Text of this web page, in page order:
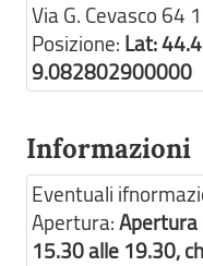
Via G. Cevasco 64
Posizione: Lat:
9.082802900000
Informazioni
Eventuali
Apertura:Apertura
15.30 alle 19.30,